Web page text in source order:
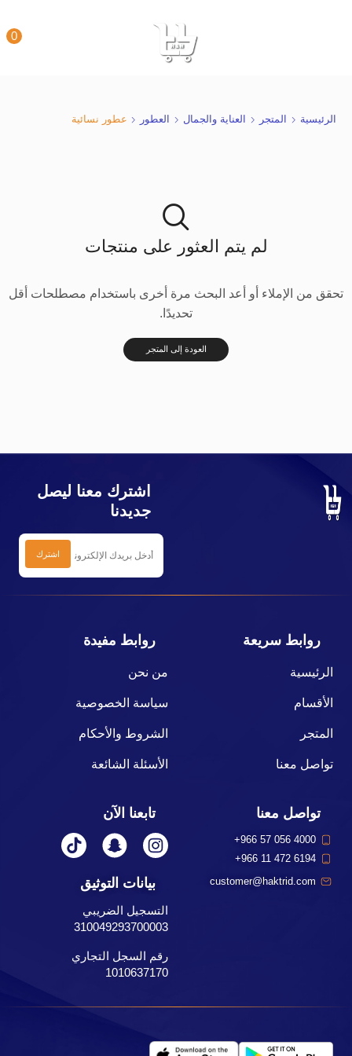
0
الرئيسية المتجر العناية والجمال العطور عطور نسائية
لم يتم العثور على منتجات
تحقق من الإملاء أو أعد البحث مرة أخرى باستخدام مصطلحات أقل
تحديدًا.
العودة إلى المتجر
اشترك معنا ليصل
جديدنا
روابط سريعة
الرئيسية
الأقسام
المتجر
تواصل معنا
روابط مفيدة
من نحن
سياسة الخصوصية
الشروط والأحكام
الأسئلة الشائعة
تواصل معنا
+966 57 056 4000
+966 11 472 6194
customer@haktrid.com
تابعنا الآن
بيانات التوثيق
التسجيل الضريبي
310049293700003
رقم السجل التجاري
1010637170